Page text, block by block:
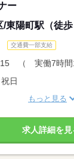
ー
東陽町駅（徒歩
交通費一部支給
15 （ 実働7時間
日
もっと見る
求人詳細を見